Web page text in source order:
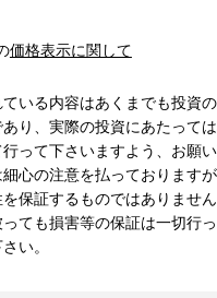
価格表示に関して
いる内容はあくまでも投資
り、実際の投資にあたって
って下さいますよう、お願
心の注意を払っております
保証するものではありませ
ても損害等の保証は一切行
い。